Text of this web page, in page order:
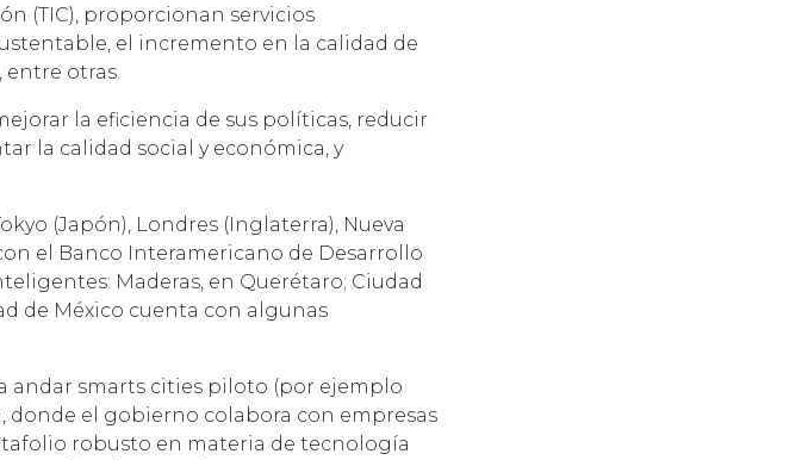
(TIC), proporcionan servicios
el incremento en la calidad de
entre otras.
la eficiencia de sus políticas, reducir
la calidad social y económica, y
(Japón), Londres (Inglaterra), Nueva
el Banco Interamericano de Desarrollo
Maderas, en Querétaro; Ciudad
de México cuenta con algunas
andar smarts cities piloto (por ejemplo
donde el gobierno colabora con empresas
robusto en materia de tecnología